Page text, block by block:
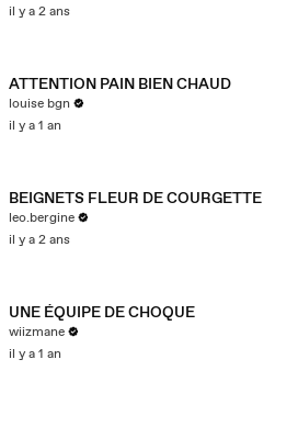
il y a 2 ans
ATTENTION PAIN BIEN CHAUD
louise bgn
il y a 1 an
BEIGNETS FLEUR DE COURGETTE
leo.bergine
il y a 2 ans
UNE ÉQUIPE DE CHOQUE
wiizmane
il y a 1 an